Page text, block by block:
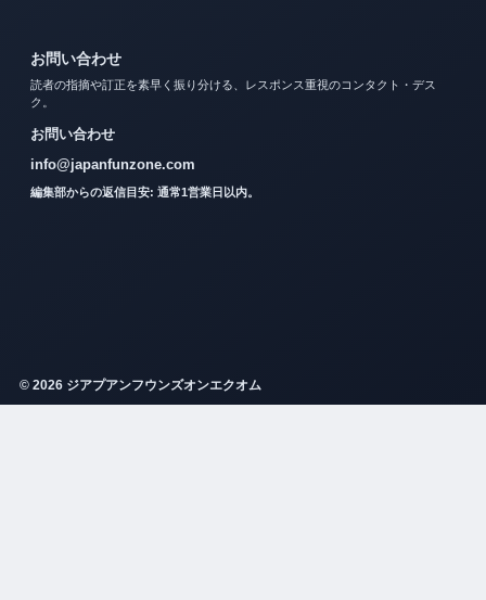
お問い合わせ
読者の指摘や訂正を素早く振り分ける、レスポンス重視のコンタクト・デス
ク。
お問い合わせ
info@japanfunzone.com
編集部からの返信目安: 通常1営業日以内。
© 2026 ジアプアンフウンズオンエクオム